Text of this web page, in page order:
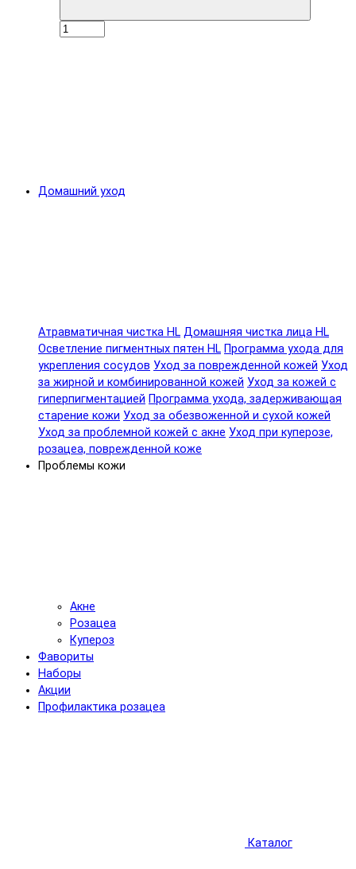
Домашний уход
Атравматичная чистка HL Домашняя чистка лица HL
Осветление пигментных пятен HL Программа ухода для
укрепления сосудов Уход за поврежденной кожей Уход
за жирной и комбинированной кожей Уход за кожей с
гиперпигментацией Программа ухода, задерживающая
старение кожи Уход за обезвоженной и сухой кожей
Уход за проблемной кожей с акне Уход при куперозе,
розацеа, поврежденной коже
Проблемы кожи
Акне
Розацеа
Купероз
Фавориты
Наборы
Акции
Профилактика розацеа
Каталог